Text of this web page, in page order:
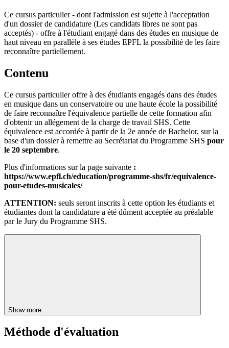
Ce cursus particulier - dont l'admission est sujette à l'acceptation
d'un dossier de candidature (Les candidats libres ne sont pas
acceptés) - offre à l'étudiant engagé dans des études en musique de
haut niveau en parallèle à ses études EPFL la possibilité de les faire
reconnaître partiellement.
Contenu
Ce cursus particulier offre à des étudiants engagés dans des études
en musique dans un conservatoire ou une haute école la possibilité
de faire reconnaître l'équivalence partielle de cette formation afin
d'obtenir un allégement de la charge de travail SHS. Cette
équivalence est accordée à partir de la 2e année de Bachelor, sur la
base d'un dossier à remettre au Secrétariat du Programme SHS pour
le 20 septembre.
Plus d'informations sur la page suivante :
https://www.epfl.ch/education/programme-shs/fr/equivalence-
pour-etudes-musicales/
ATTENTION: seuls seront inscrits à cette option les étudiants et
étudiantes dont la candidature a été dûment acceptée au préalable
par le Jury du Programme SHS.
Show more
Méthode d'évaluation